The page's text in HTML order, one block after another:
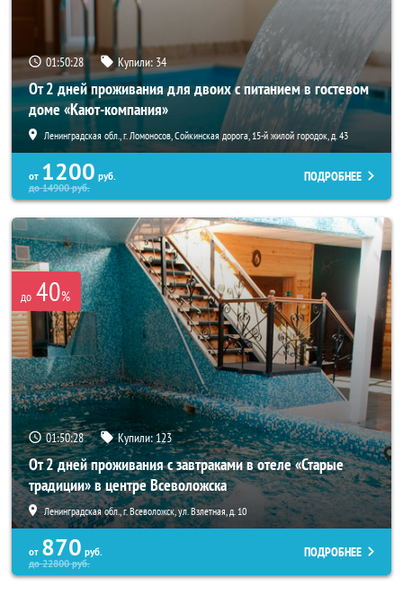
01:50:27 Купили: 34
От 2 дней проживания для двоих с питанием в гостевом
доме «Кают-компания»
Ленинградская обл., г. Ломоносов, Сойкинская дорога, 15-й жилой городок, д. 43
от 1200 руб.
до14900руб.
ПОДРОБНЕЕ
до 40%
01:50:27 Купили:123
От 2 дней проживания с завтраками в отеле «Старые
традиции» в центре Всеволожска
Ленинградская обл., г. Всеволожск, ул. Взлетная, д. 10
от 870 руб.
до22800руб.
ПОДРОБНЕЕ